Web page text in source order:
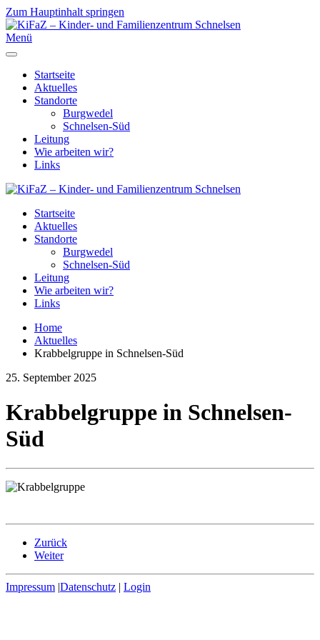
Zum Hauptinhalt springen
Menü
Startseite
Aktuelles
Standorte
Burgwedel
Schnelsen-Süd
Leitung
Wie arbeiten wir?
Links
Startseite
Aktuelles
Standorte
Burgwedel
Schnelsen-Süd
Leitung
Wie arbeiten wir?
Links
Home
Aktuelles
Krabbelgruppe in Schnelsen-Süd
25. September 2025
Krabbelgruppe in Schnelsen-
Süd
Zurück
Weiter
Impressum |Datenschutz | Login